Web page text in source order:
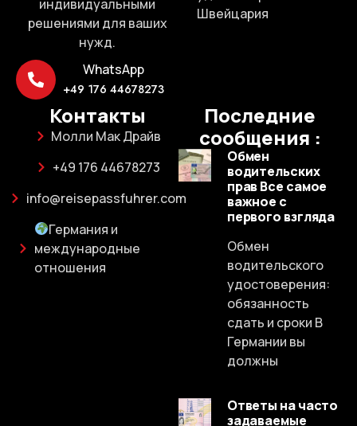
индивидуальными
решениями для ваших
нужд.
WhatsApp
+49 176 44678273
Швейцария
Контакты
Молли Мак Драйв
+49 176 44678273
info@reisepassfuhrer.com
Германия и
международные
отношения
Последние
сообщения :
Обмен
водительских
прав Все самое
важное с
первого взгляда
Обмен
водительского
удостоверения:
обязанность
сдать и сроки В
Германии вы
должны
Ответы на часто
задаваемые